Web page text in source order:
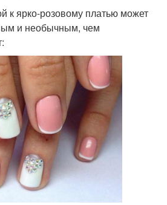
к ярко-розовому платью может
и необычным, чем